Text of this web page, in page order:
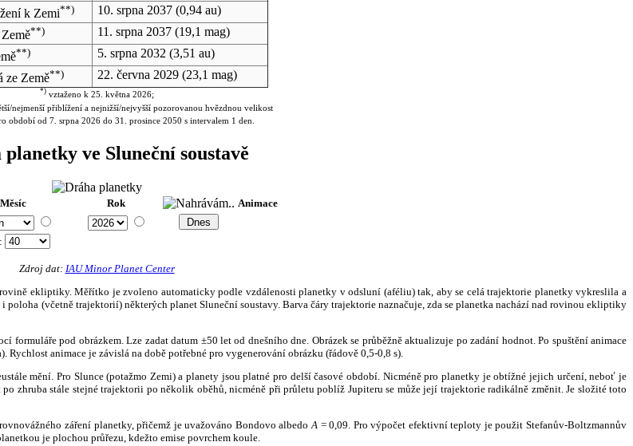
k Zemi**) 10. srpna 2037(0,94 au)
**) 11. srpna 2037(19,1 mag)
**) 5. srpna 2032 (3,51 au)
ze Země**) 22. června 2029(23,1 mag)
*)vztaženo k 25. května 2026;
nejmenší přiblížení a nejnižší/nejvyšší pozorovanou hvězdnou velikost
období od 7. srpna 2026 do 31. prosince 2050 s intervalem 1 den.
planetky ve Sluneční soustavě
Měsíc Rok Animace
:
Zdroj dat: IAU Minor Planet Center
ekliptiky. Měřítko je zvoleno automaticky podle vzdálenosti planetky v odsluní (aféliu) tak, aby se celá trajektorie planetky vykreslila a
(včetně trajektorií) některých planet Sluneční soustavy. Barva čáry trajektorie naznačuje, zda se planetka nachází nad rovinou ekliptiky
pod obrázkem. Lze zadat datum ±50 let od dnešního dne. Obrázek se průběžně aktualizuje po zadání hodnot. Po spuštění animace
animace je závislá na době potřebné pro vygenerování obrázku (řádově 0,5-0,8 s).
mění. Pro Slunce (potažmo Zemi) a planety jsou platné pro delší časové období. Nicméně pro planetky je obtížné jejich určení, neboť je
zhruba stále stejné trajektorii po několik oběhů, nicméně při průletu poblíž Jupiteru se může její trajektorie radikálně změnit. Je složité toto
záření planetky, přičemž je uvažováno Bondovo albedo A = 0,09. Pro výpočet efektivní teploty je použit Stefanův-Boltzmannův
je plochou průřezu, kdežto emise povrchem koule.